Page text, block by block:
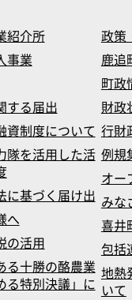
紹介所
事業
する届出
資制度について
隊を活用した活
に基づく届け出
へ
の活用
る十勝の酪農業
る特別決議」に
政策
鹿追
町政
財政
行財
例規
オー
みな
喜井
包括
地熱
いて